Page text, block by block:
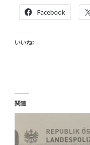
Facebook
いいね:
関連